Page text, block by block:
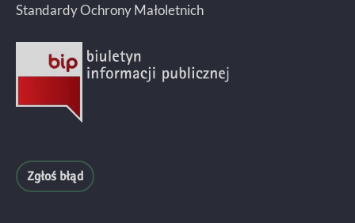
Standardy Ochrony Małoletnich
Zgłoś błąd